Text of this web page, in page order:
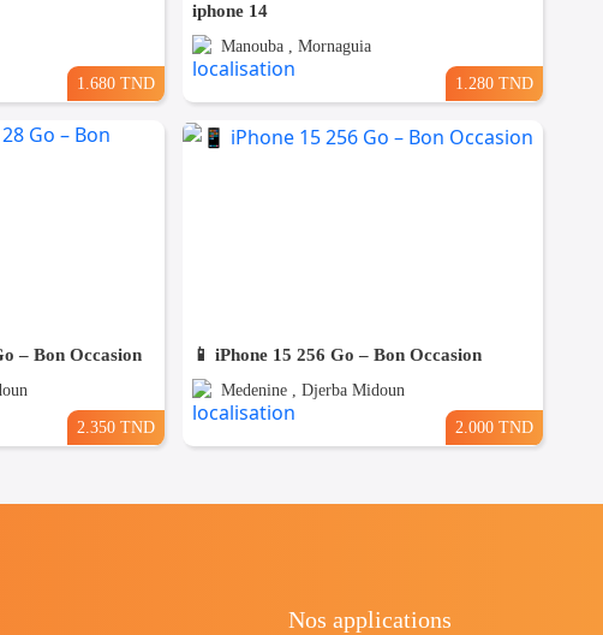
1.680 TND
iphone 14
Manouba , Mornaguia
1.280 TND
– Bon Occasion
2.350 TND
📱 iPhone 15 256 Go – Bon Occasion
Medenine , Djerba Midoun
2.000 TND
Nos applications